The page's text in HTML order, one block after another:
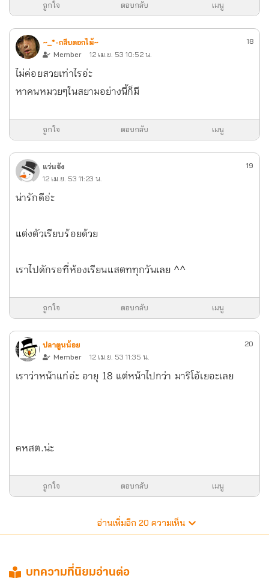
ถูกใจ ตอบกลับ เมนู
~_*-กลีบดอกไม้~
Member
12 เม.ย. 53 10:52 น.
18
ไม่ค่อยสวยเท่าไรอ่ะ
หาคนหมวยๆในสยามอย่างนี้ก็มี
ถูกใจ ตอบกลับ เมนู
แว่นจัง
12 เม.ย. 53 11:23 น.
19
น่ารักดีอ่ะ
แต่งตัวเรียบร้อยด้วย
เราไปดักรอที่ห้องเรียนแสตททุกวันเลย ^^
ถูกใจ ตอบกลับ เมนู
ปลาตูนน้อย
Member
12 เม.ย. 53 11:35 น.
20
เราว่าหน้าแก่อ่ะ อายุ 18 แต่หน้าไปกว่า มาริโอ้เยอะเลย
คหสต.น่ะ
ถูกใจ ตอบกลับ เมนู
อ่านเพิ่มอีก 20 ความเห็น
บทความที่นิยมอ่านต่อ